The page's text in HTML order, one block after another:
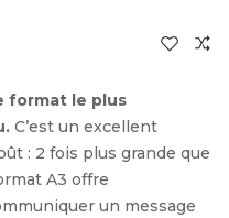
format le plus
C’est un excellent
: 2 fois plus grande que
A3 offre
un message